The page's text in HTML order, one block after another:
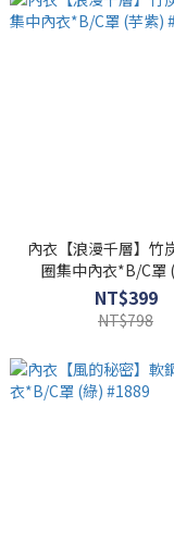
內衣【浪漫千層】竹
圈集中內衣*B/C罩
#27978
NT$399
NT$798